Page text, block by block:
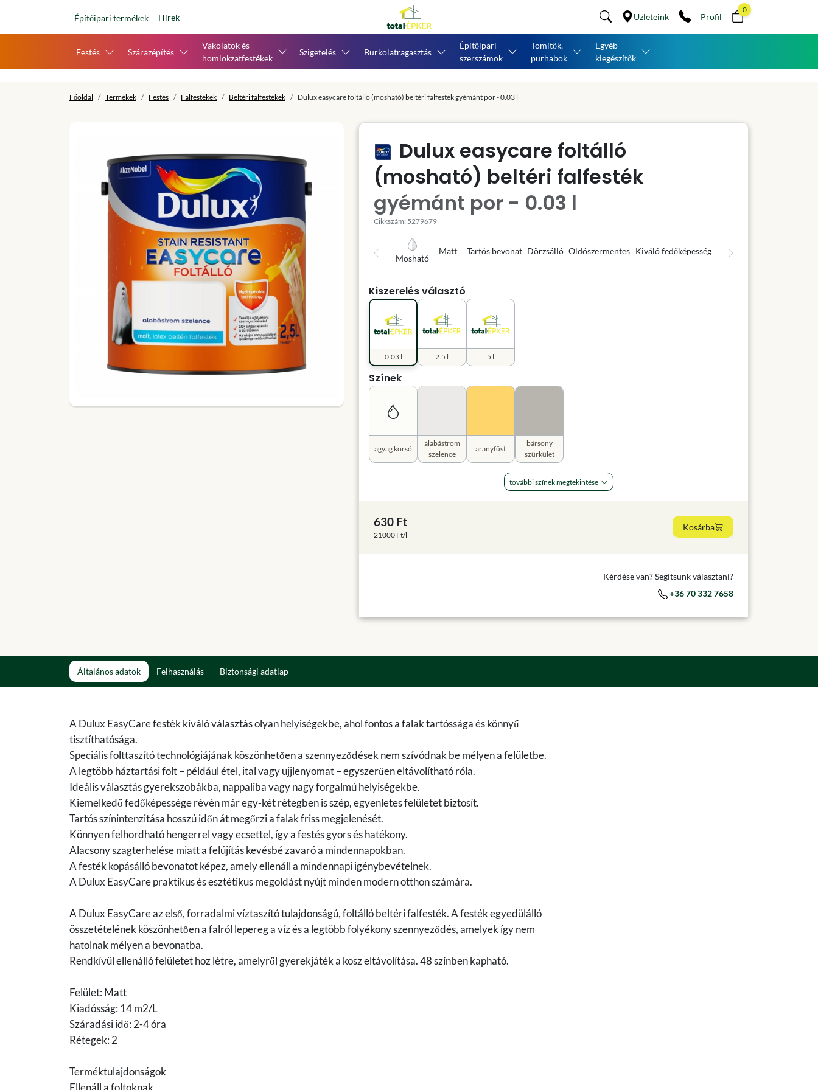
Építőipari termékek Hírek Üzleteink Profil
0
Festés Szárazépítés
Vakolatok és
homlokzatfestékek
Szigetelés Burkolatragasztás
Építőipari
szerszámok
Tömítők,
purhabok
Egyéb
kiegészítők
Főoldal Termékek Festés Falfestékek Beltéri falfestékek Dulux easycare foltálló (mosható) beltéri falfesték gyémánt por - 0.03 l
Dulux easycare foltálló
(mosható) beltéri falfesték
gyémánt por - 0.03 l
Cikkszám: 5279679
Mosható
Matt Tartós bevonat Dörzsálló Oldószermentes Kiváló fedőképesség
Kiszerelés választó
0.03 l 2.5 l 5 l
Színek
agyag korsó
alabástrom
szelence
aranyfüst
bársony
szürkület
további színek megtekintése
630 Ft
21000 Ft/l
Kosárba
Kérdése van? Segítsünk választani?
+36 70 332 7658
Általános adatok Felhasználás Biztonsági adatlap
A Dulux EasyCare festék kiváló választás olyan helyiségekbe, ahol fontos a falak tartóssága és könnyű
tisztíthatósága.
Speciális folttaszító technológiájának köszönhetően a szennyeződések nem szívódnak be mélyen a felületbe.
A legtöbb háztartási folt – például étel, ital vagy ujjlenyomat – egyszerűen eltávolítható róla.
Ideális választás gyerekszobákba, nappaliba vagy nagy forgalmú helyiségekbe.
Kiemelkedő fedőképessége révén már egy-két rétegben is szép, egyenletes felületet biztosít.
Tartós színintenzitása hosszú időn át megőrzi a falak friss megjelenését.
Könnyen felhordható hengerrel vagy ecsettel, így a festés gyors és hatékony.
Alacsony szagterhelése miatt a felújítás kevésbé zavaró a mindennapokban.
A festék kopásálló bevonatot képez, amely ellenáll a mindennapi igénybevételnek.
A Dulux EasyCare praktikus és esztétikus megoldást nyújt minden modern otthon számára.
A Dulux EasyCare az első, forradalmi víztaszító tulajdonságú, foltálló beltéri falfesték. A festék egyedülálló
összetételének köszönhetően a falról lepereg a víz és a legtöbb folyékony szennyeződés, amelyek így nem
hatolnak mélyen a bevonatba.
Rendkívül ellenálló felületet hoz létre, amelyről gyerekjáték a kosz eltávolítása. 48 színben kapható.
Felület: Matt
Kiadósság: 14 m2/L
Száradási idő: 2-4 óra
Rétegek: 2
Terméktulajdonságok
Ellenáll a foltoknak